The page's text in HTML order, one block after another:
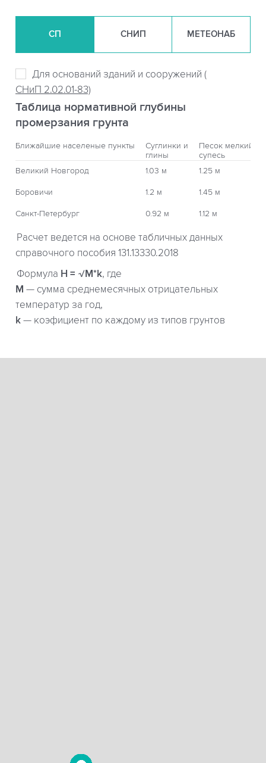
СП СНИП МЕТЕОНАБ
Для оснований зданий и сооружений (
СНиП 2.02.01-83)
Таблица нормативной глубины
промерзания грунта
Ближайшие населеные пункты
Суглинки и
глины
Песок мелкий,
супесь
Великий Новгород
1.03 м 1.25 м
Боровичи 1.2 м 1.45 м
Санкт-Петербург 0.92 м 1.12 м
Расчет ведется на основе табличных данных
справочного пособия 131.13330.2018
Формула H = √M*k, где
М — сумма среднемесячных отрицательных
температур за год,
k — коэфициент по каждому из типов грунтов